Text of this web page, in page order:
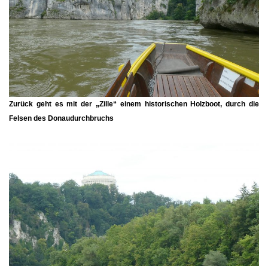
Zurück geht es mit der „Zille“ einem historischen Holzboot, durch die
Felsen des Donaudurchbruchs